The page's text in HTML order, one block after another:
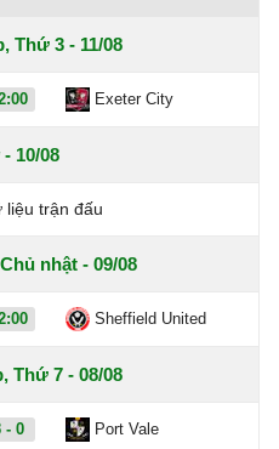
Thứ 3 - 11/08
Exeter City
10/08
liệu trận đấu
nhật - 09/08
Sheffield United
Thứ 7 - 08/08
- 0 Port Vale